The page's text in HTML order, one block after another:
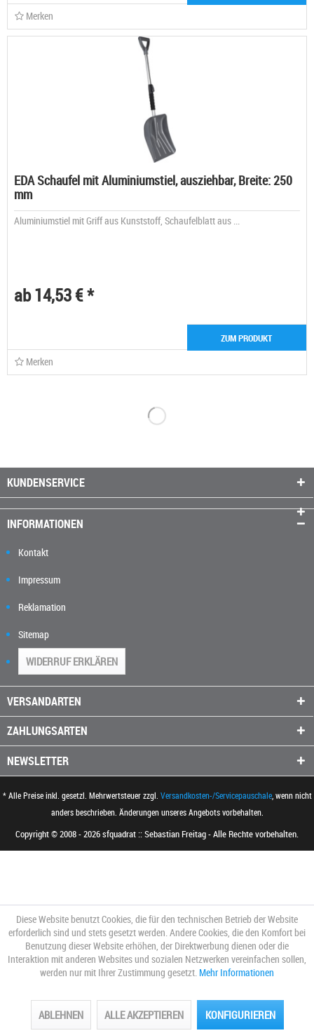
Merken
EDA Schaufel mit Aluminiumstiel, ausziehbar, Breite: 250
mm
Aluminiumstiel mit Griff aus Kunststoff, Schaufelblatt aus ...
ab 14,53 € *
ZUM PRODUKT
Merken
KUNDENSERVICE
INFORMATIONEN
Kontakt
Impressum
Reklamation
Sitemap
WIDERRUF ERKLÄREN
VERSANDARTEN
ZAHLUNGSARTEN
NEWSLETTER
* Alle Preise inkl. gesetzl. Mehrwertsteuer zzgl. Versandkosten-/Servicepauschale, wenn nicht
anders beschrieben. Änderungen unseres Angebots vorbehalten.
Copyright © 2008 - 2026 sfquadrat :: Sebastian Freitag - Alle Rechte vorbehalten.
Diese Website benutzt Cookies, die für den technischen Betrieb der Website
erforderlich sind und stets gesetzt werden. Andere Cookies, die den Komfort bei
Benutzung dieser Website erhöhen, der Direktwerbung dienen oder die
Interaktion mit anderen Websites und sozialen Netzwerken vereinfachen sollen,
werden nur mit Ihrer Zustimmung gesetzt. Mehr Informationen
ABLEHNEN ALLE AKZEPTIEREN KONFIGURIEREN